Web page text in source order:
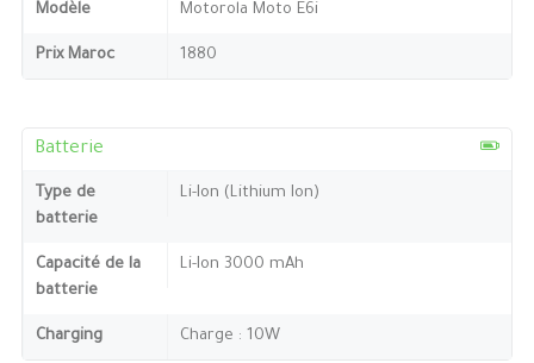
Modèle Motorola Moto E6i
Prix Maroc 1880
Batterie
Type de
batterie
Li-Ion (Lithium Ion)
Capacité de la
batterie
Li-Ion 3000 mAh
Charging Charge : 10W